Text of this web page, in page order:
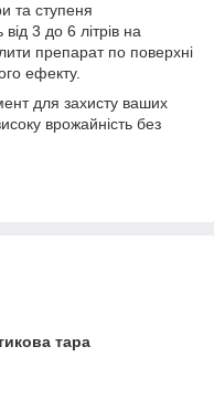
та ступеня
3 до 6 літрів на
препарат по поверхні
ефекту.
для захисту ваших
врожайність без
тара